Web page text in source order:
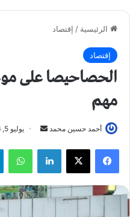
الرئيسية / إقتصاد
إقتصاد
الحصاحيصا على
مهم
أحمد حسين محمد
ل
ب
ر
يوليو 5, 2026
فيسبوك لينكدإن واتساب